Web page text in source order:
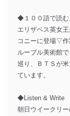
◆１００語で読む
エリザベス英女
コニーに登場▽
ルーブル美術館
巡り、ＢＴＳが
ています。
◆Listen & Write
朝日ウイークリ